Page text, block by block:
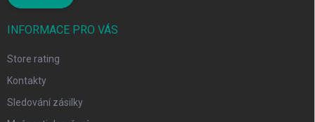
INFORMACE PRO VÁS
Store rating
Kontakty
Sledování zásilky